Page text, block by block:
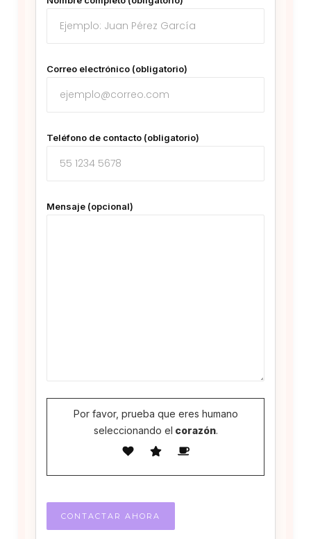
Correo electrónico (obligatorio)
Teléfono de contacto (obligatorio)
Mensaje (opcional)
Por favor, prueba que eres humano
seleccionando el corazón.